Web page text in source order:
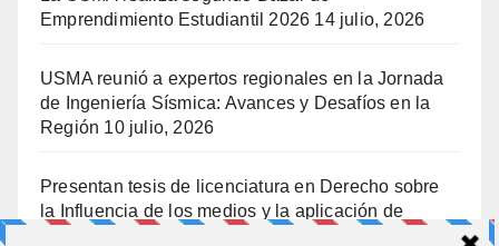
Emprendimiento Estudiantil 2026 14 julio, 2026
USMA reunió a expertos regionales en la Jornada
de Ingeniería Sísmica: Avances y Desafíos en la
Región 10 julio, 2026
Presentan tesis de licenciatura en Derecho sobre
la Influencia de los medios y la aplicación de